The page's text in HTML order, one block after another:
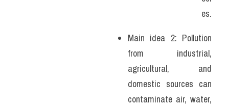
es.
Main idea 2: Pollution
from industrial,
agricultural, and
domestic sources can
contaminate air, water,